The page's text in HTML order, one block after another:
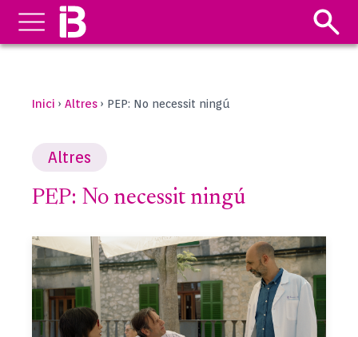
Inici › Altres › PEP: No necessit ningú
Altres
PEP: No necessit ningú